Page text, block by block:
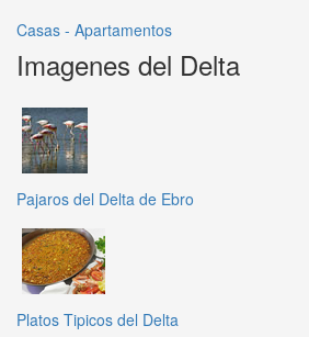
Casas - Apartamentos
Imagenes del Delta
Pajaros del Delta de Ebro
Platos Tipicos del Delta